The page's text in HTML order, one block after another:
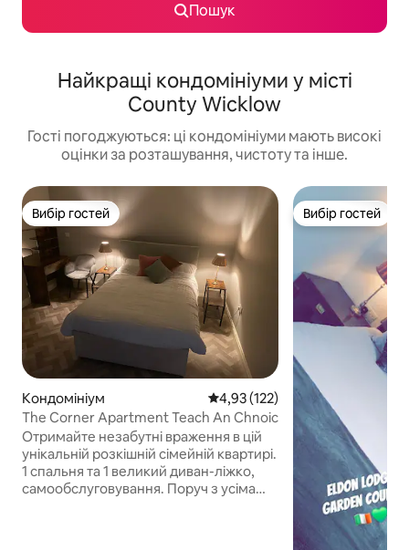
Пошук
Найкращі кондомініуми у місті
County Wicklow
Гості погоджуються: ці кондомініуми мають високі
оцінки за розташування, чистоту та інше.
Вибір гостей
Вибір гостей
Кондомініум Середня оцінка: 4,93 з 5,
4,93 (122)
The Corner Apartment Teach An Chnoic
Отримайте незабутні враження в цій
унікальній розкішній сімейній квартирі.
1 спальня та 1 великий диван-ліжко,
самообслуговування. Поруч з усіма
Вибір гостей
Вибір гостей